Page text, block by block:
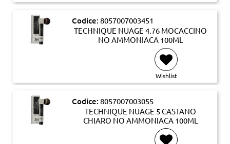
Codice: 8057007003451
TECHNIQUE NUAGE 4.76 MOCACCINO
NO AMMONIACA 100ML
Wishlist
Codice: 8057007003055
TECHNIQUE NUAGE 5 CASTANO
CHIARO NO AMMONIACA 100ML